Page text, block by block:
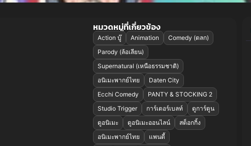
หมวดหมู่ที่เกี่ยวข้อง
Action บู๊ Animation
Comedy (ตลก)
Parody (ล้อเลียน)
Supernatural (เหนือธรรมชาติ)
อนิเมะพากย์ไทย
Daten City
Ecchi Comedy
PANTY & STOCKING 2
Studio Trigger
การ์เตอร์เบลท์
ดูการ์ตูน
ดูอนิเมะ
ดูอนิเมะออนไลน์
สต็อกกิ้ง
อนิเมะพากย์ไทย
แพนตี้